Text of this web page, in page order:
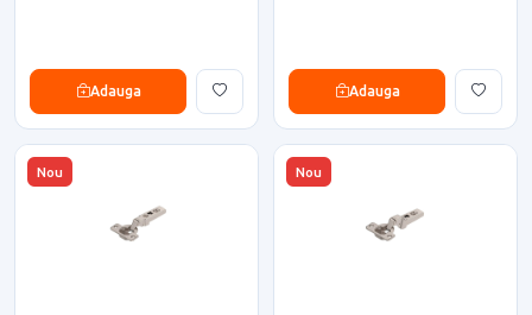
Adauga Adauga
Nou Nou